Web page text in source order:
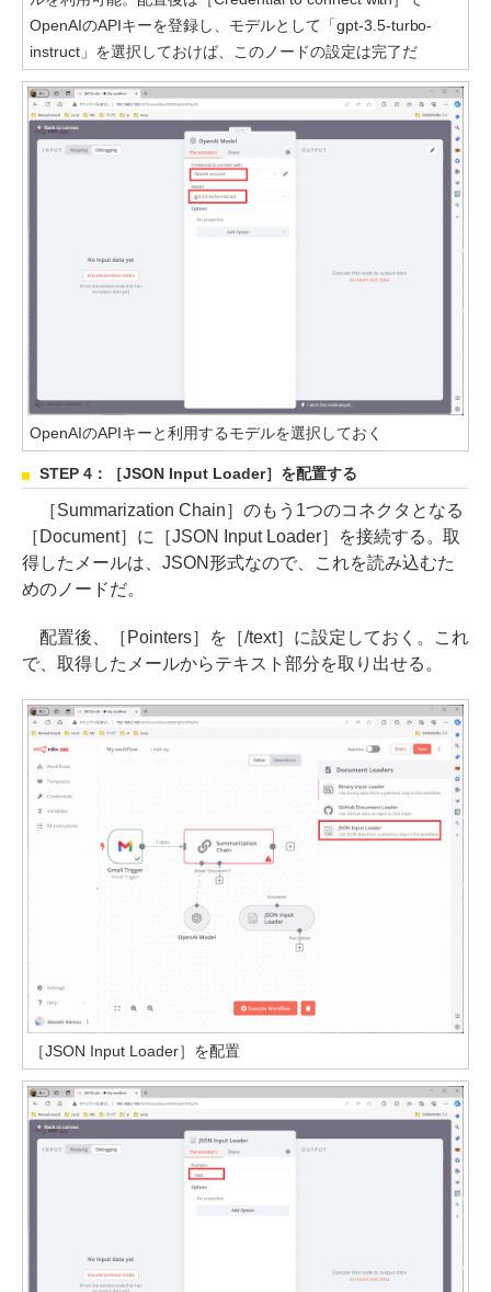
OpenAIのAPIキーを登録し、モデルとして「gpt-3.5-turbo-
instruct」を選択しておけば、このノードの設定は完了だ
OpenAIのAPIキーと利用するモデルを選択しておく
STEP 4：［JSON Input Loader］を配置する
［Summarization Chain］のもう1つのコネクタとなる
［Document］に［JSON Input Loader］を接続する。取
得したメールは、JSON形式なので、これを読み込むた
めのノードだ。
配置後、［Pointers］を［/text］に設定しておく。これ
で、取得したメールからテキスト部分を取り出せる。
［JSON Input Loader］を配置